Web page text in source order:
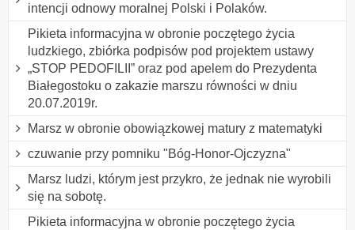
intencji odnowy moralnej Polski i Polaków.
Pikieta informacyjna w obronie poczętego życia
ludzkiego, zbiórka podpisów pod projektem ustawy
„STOP PEDOFILII” oraz pod apelem do Prezydenta
Białegostoku o zakazie marszu równości w dniu
20.07.2019r.
Marsz w obronie obowiązkowej matury z matematyki
czuwanie przy pomniku "Bóg-Honor-Ojczyzna"
Marsz ludzi, którym jest przykro, że jednak nie wyrobili
się na sobotę.
Pikieta informacyjna w obronie poczętego życia